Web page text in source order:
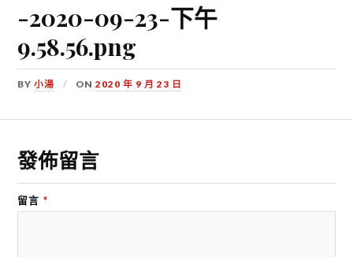
-2020-09-23-下午
9.58.56.png
BY小湯 ON2020 年 9 月 23 日
發佈留言
留言 *